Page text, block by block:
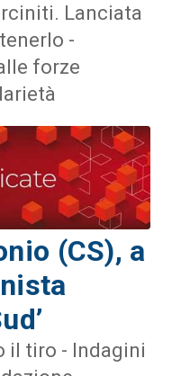
Lanciata
-
forze
(CS), a
il tiro - Indagini